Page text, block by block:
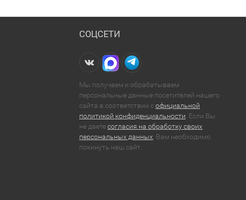
СОЦСЕТИ
Мы получаем и обрабатываем
персональные данные посетителей нашего
сайта в соответствии софициальной
политикой конфиденциальности . Если Вы
не даетесогласия на обработку своих
персональных данных , Вам необходимо
покинуть наш сайт.